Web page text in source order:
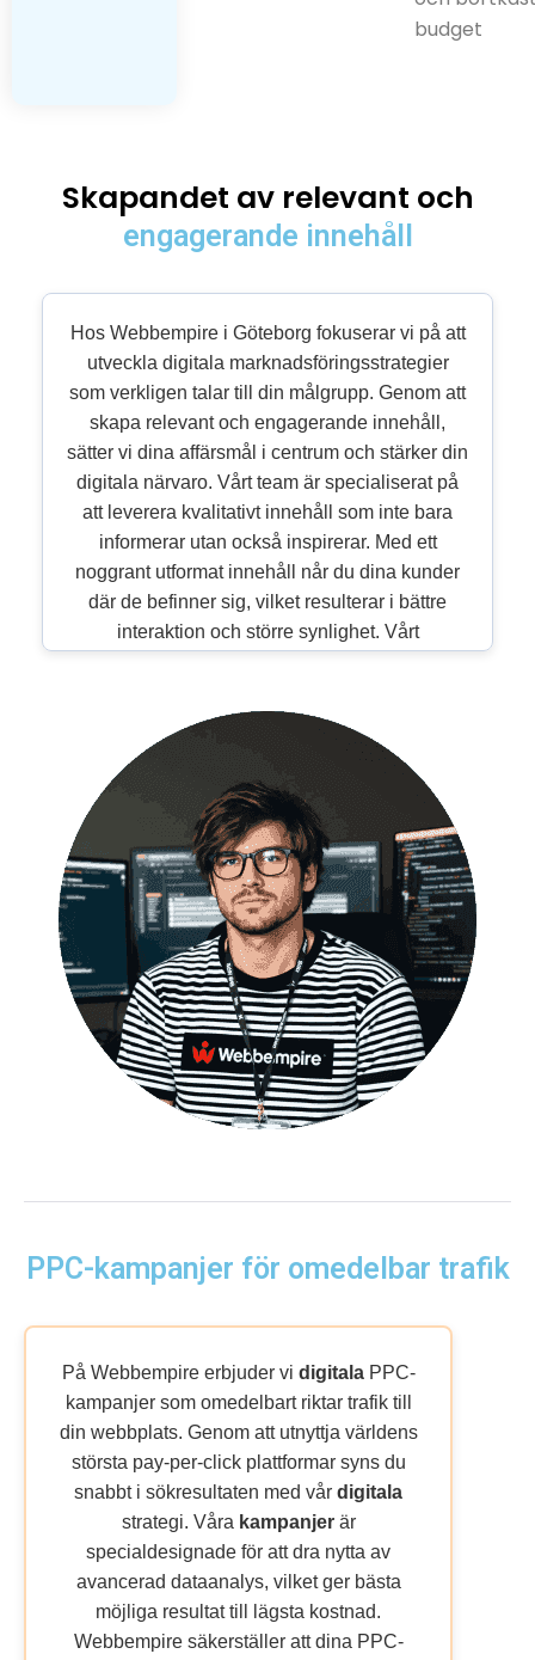
budget
Skapandet av relevant och
engagerande innehåll
Hos Webbempire i Göteborg fokuserar vi på att
utveckla digitala marknadsföringsstrategier
som verkligen talar till din målgrupp. Genom att
skapa relevant och engagerande innehåll,
sätter vi dina affärsmål i centrum och stärker din
digitala närvaro. Vårt team är specialiserat på
att leverera kvalitativt innehåll som inte bara
informerar utan också inspirerar. Med ett
noggrant utformat innehåll når du dina kunder
där de befinner sig, vilket resulterar i bättre
interaktion och större synlighet. Vårt
aktuellt och effektivt. Låt oss hjälpa dig att göra
din röst hörbar i den digitala världen med
innehåll som verkligen levererar resultat..
PPC-kampanjer för omedelbar trafik
På Webbempire erbjuder vi digitalaPPC-
kampanjer som omedelbart riktar trafik till
din webbplats. Genom att utnyttja världens
största pay-per-click plattformar syns du
snabbt i sökresultaten med vårdigitala
strategi. Våra kampanjerär
specialdesignade för att dra nytta av
avancerad dataanalys, vilket ger bästa
möjliga resultat till lägsta kostnad.
Webbempire säkerställer att dina PPC-